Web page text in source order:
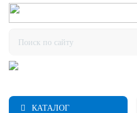
КАТАЛОГ